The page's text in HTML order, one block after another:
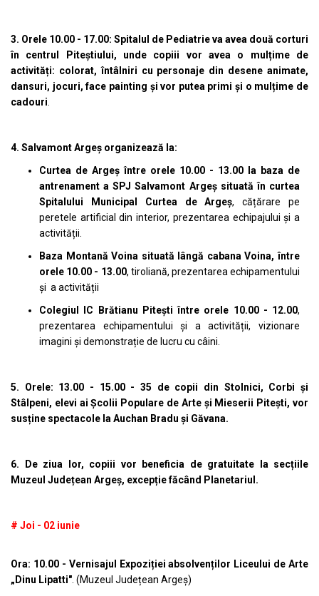
3. Orele 10.00 - 17.00: Spitalul de Pediatrie va avea două corturi
în centrul Piteștiului, unde copiii vor avea o mulțime de
activități: colorat, întâlniri cu personaje din desene animate,
dansuri, jocuri, face painting și vor putea primi și o mulțime de
cadouri
4. Salvamont Argeș organizează la:
Curtea de Argeș între orele 10.00 - 13.00 la baza de
antrenament a SPJ Salvamont Argeș situată în curtea
Spitalului Municipal Curtea de Argeș, cățărare pe
peretele artificial din interior, prezentarea echipajului și a
activității.
Baza Montană Voina situată lângă cabana Voina, între
orele 10.00 - 13.00, tiroliană, prezentarea echipamentului
și a activității
Colegiul IC Brătianu Pitești între orele 10.00 - 12.00,
prezentarea echipamentului și a activității, vizionare
imagini și demonstrație de lucru cu câini.
5. Orele: 13.00 - 15.00 - 35 de copii din Stolnici, Corbi și
Stâlpeni, elevi ai Școlii Populare de Arte și Mieserii Pitești, vor
susține spectacole la Auchan Bradu și Găvana.
6. De ziua lor, copiii vor beneficia de gratuitate la secțiile
Muzeul Județean Argeș, excepție făcând Planetariul.
# Joi - 02 iunie
Ora: 10.00 - Vernisajul Expoziției absolvenților Liceului de Arte
„Dinu Lipatti" . (Muzeul Județean Argeș)